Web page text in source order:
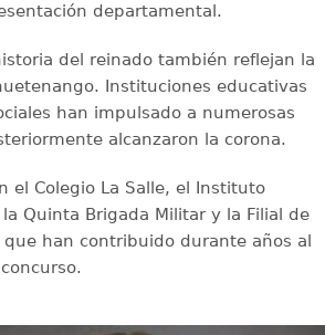
departamental.
del reinado también reflejan la
Instituciones educativas
han impulsado a numerosas
alcanzaron la corona.
el Colegio La Salle, el Instituto
Quinta Brigada Militar y la Filial de
han contribuido durante años al